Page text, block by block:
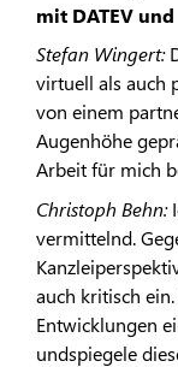
mit DATEV
Stefan Wingert:
virtuell als auch
von einem
Augenhöhe
Arbeit für mich
Christoph Behn:
vermittelnd.
auch kritisch
Entwicklungen
undspiegele